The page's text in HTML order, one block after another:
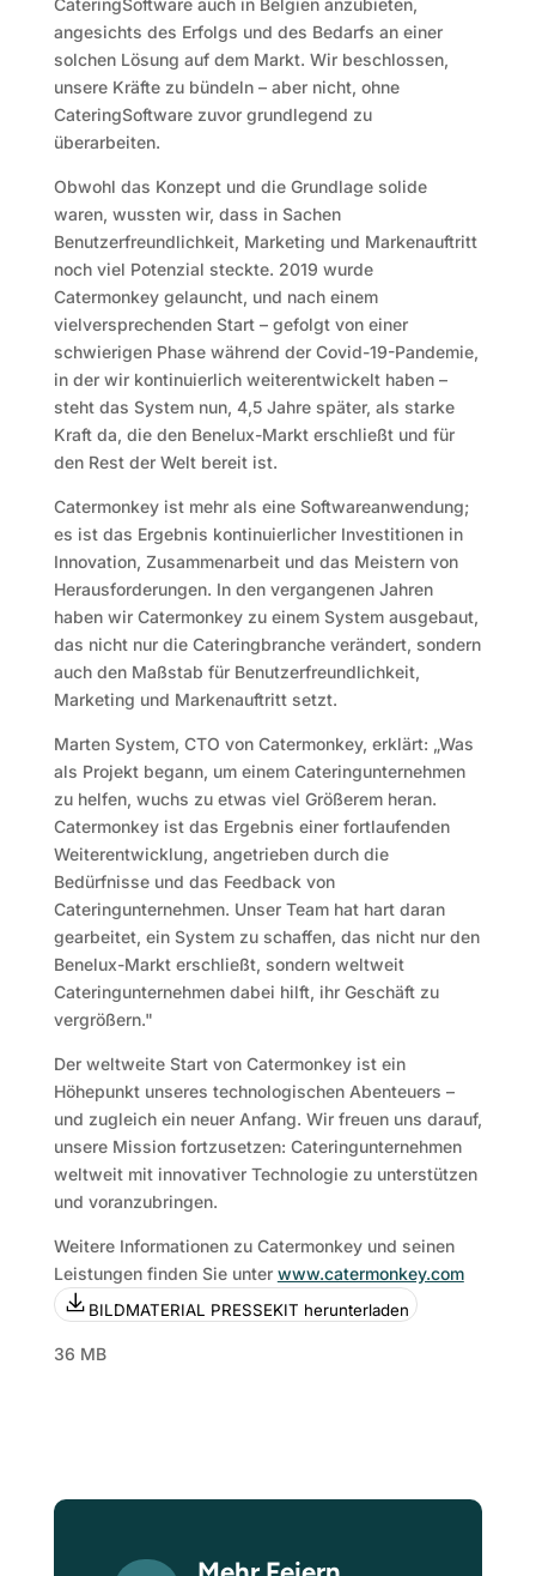
CateringSoftware auch in Belgien anzubieten,
angesichts des Erfolgs und des Bedarfs an einer
solchen Lösung auf dem Markt. Wir beschlossen,
unsere Kräfte zu bündeln – aber nicht, ohne
CateringSoftware zuvor grundlegend zu
überarbeiten.
Obwohl das Konzept und die Grundlage solide
waren, wussten wir, dass in Sachen
Benutzerfreundlichkeit, Marketing und Markenauftritt
noch viel Potenzial steckte. 2019 wurde
Catermonkey gelauncht, und nach einem
vielversprechenden Start – gefolgt von einer
schwierigen Phase während der Covid-19-Pandemie,
in der wir kontinuierlich weiterentwickelt haben –
steht das System nun, 4,5 Jahre später, als starke
Kraft da, die den Benelux-Markt erschließt und für
den Rest der Welt bereit ist.
Catermonkey ist mehr als eine Softwareanwendung;
es ist das Ergebnis kontinuierlicher Investitionen in
Innovation, Zusammenarbeit und das Meistern von
Herausforderungen. In den vergangenen Jahren
haben wir Catermonkey zu einem System ausgebaut,
das nicht nur die Cateringbranche verändert, sondern
auch den Maßstab für Benutzerfreundlichkeit,
Marketing und Markenauftritt setzt.
Marten System, CTO von Catermonkey, erklärt: „Was
als Projekt begann, um einem Cateringunternehmen
zu helfen, wuchs zu etwas viel Größerem heran.
Catermonkey ist das Ergebnis einer fortlaufenden
Weiterentwicklung, angetrieben durch die
Bedürfnisse und das Feedback von
Cateringunternehmen. Unser Team hat hart daran
gearbeitet, ein System zu schaffen, das nicht nur den
Benelux-Markt erschließt, sondern weltweit
Cateringunternehmen dabei hilft, ihr Geschäft zu
vergrößern."
Der weltweite Start von Catermonkey ist ein
Höhepunkt unseres technologischen Abenteuers –
und zugleich ein neuer Anfang. Wir freuen uns darauf,
unsere Mission fortzusetzen: Cateringunternehmen
weltweit mit innovativer Technologie zu unterstützen
und voranzubringen.
Weitere Informationen zu Catermonkey und seinen
Leistungen finden Sie unter www.catermonkey.com
BILDMATERIAL PRESSEKIT herunterladen
36 MB